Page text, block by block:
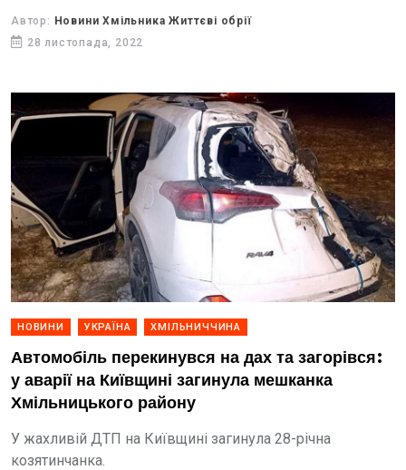
Автор: Новини Хмільника Життєві обрії
28 листопада, 2022
НОВИНИ УКРАЇНА ХМІЛЬНИЧЧИНА
Автомобіль перекинувся на дах та загорівся:
у аварії на Київщині загинула мешканка
Хмільницького району
У жахливій ДТП на Київщині загинула 28-річна
козятинчанка.